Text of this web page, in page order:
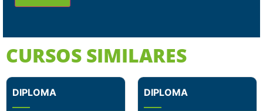
CURSOS SIMILARES
DIPLOMA DIPLOMA